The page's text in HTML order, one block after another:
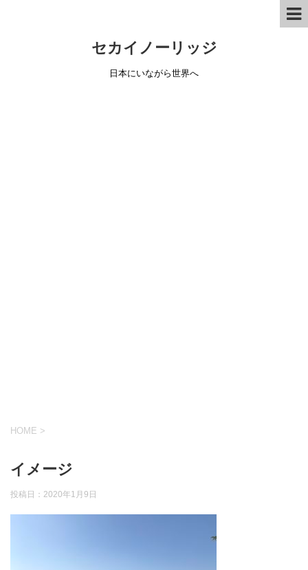
セカイノーリッジ
日本にいながら世界へ
HOME >
イメージ
投稿日： 2020年1月9日